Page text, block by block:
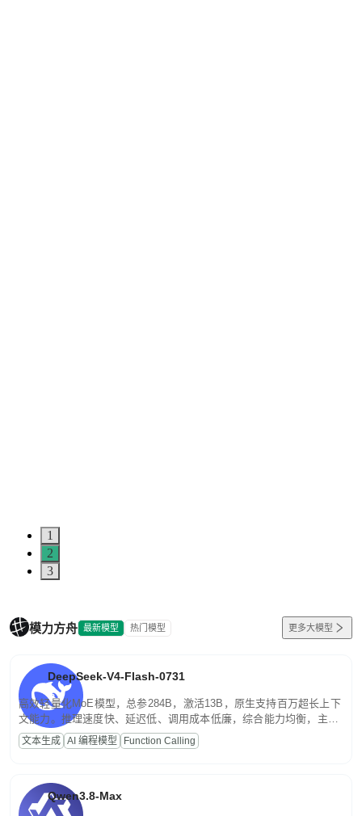
1
2
3
模力方舟 最新模型 热门模型 更多大模型
DeepSeek-V4-Flash-0731
高效轻量化MoE模型，总参284B，激活13B，原生支持百万超长上下
文能力。推理速度快、延迟低、调用成本低廉，综合能力均衡，主打
高并发、轻量化任务，适合日常对话、内容创作、基础 RAG、批量
文案处理等普惠刚需场景。
文本生成 AI 编程模型 Function Calling
Qwen3.8-Max